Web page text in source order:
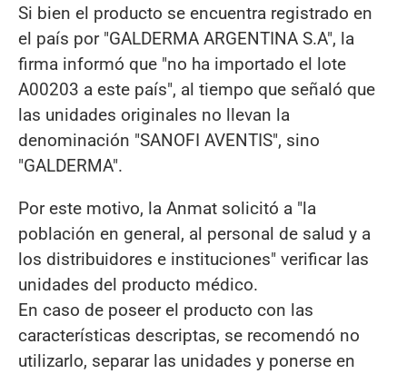
Si bien el producto se encuentra registrado en
el país por "GALDERMA ARGENTINA S.A", la
firma informó que "no ha importado el lote
A00203 a este país", al tiempo que señaló que
las unidades originales no llevan la
denominación "SANOFI AVENTIS", sino
"GALDERMA".
Por este motivo, la Anmat solicitó a "la
población en general, al personal de salud y a
los distribuidores e instituciones" verificar las
unidades del producto médico.
En caso de poseer el producto con las
características descriptas, se recomendó no
utilizarlo, separar las unidades y ponerse en